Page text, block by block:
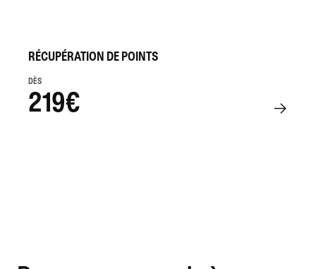
RÉCUPÉRATION DE POINTS
DÈS
219€